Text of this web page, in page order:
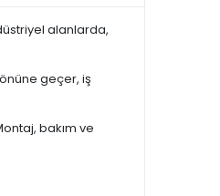
alanlarda,
geçer, iş
bakım ve